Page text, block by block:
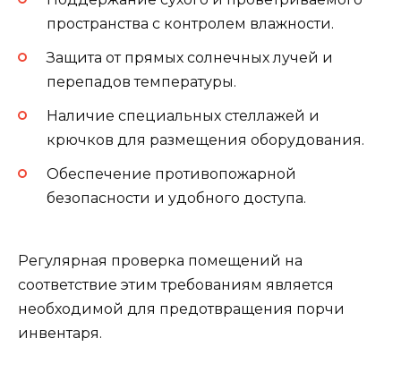
пространства с контролем влажности.
Защита от прямых солнечных лучей и
перепадов температуры.
Наличие специальных стеллажей и
крючков для размещения оборудования.
Обеспечение противопожарной
безопасности и удобного доступа.
Регулярная проверка помещений на
соответствие этим требованиям является
необходимой для предотвращения порчи
инвентаря.